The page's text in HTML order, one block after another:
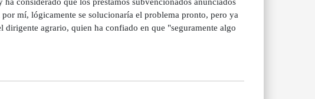
mí, lógicamente se solucionaría el problema pronto, pero ya
dirigente agrario, quien ha confiado en que "seguramente algo